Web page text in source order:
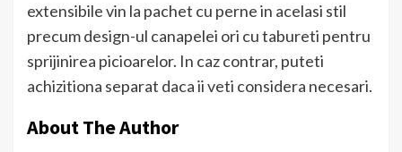
extensibile vin la pachet cu perne in acelasi stil
precum design-ul canapelei ori cu tabureti pentru
sprijinirea picioarelor. In caz contrar, puteti
achizitiona separat daca ii veti considera necesari.
About The Author